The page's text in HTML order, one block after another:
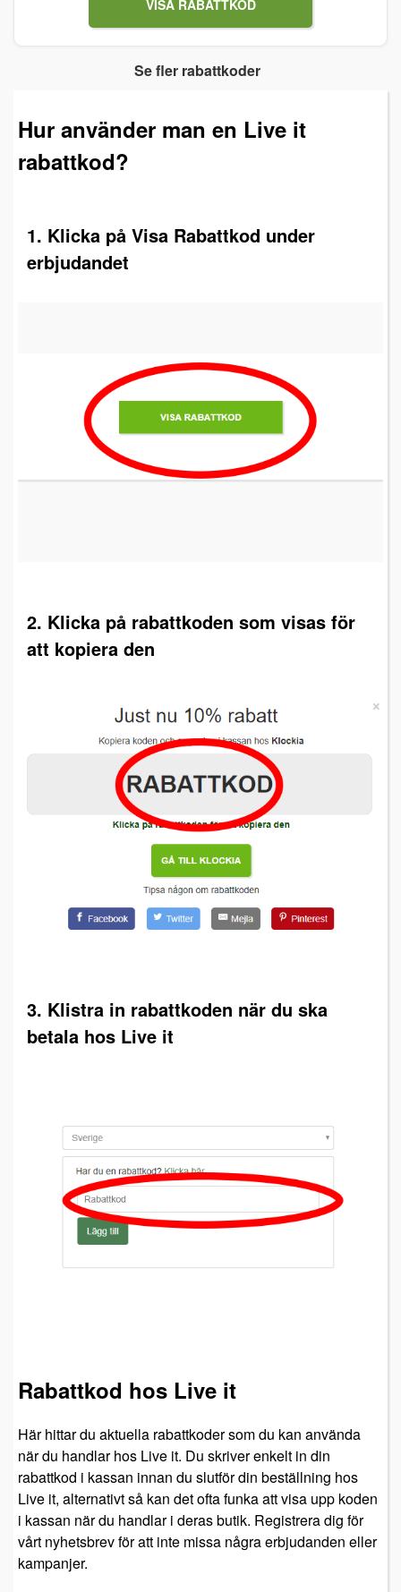
VISA RABATTKOD
Se fler rabattkoder
Hur använder man en Live it
rabattkod?
1. Klicka på Visa Rabattkod under
erbjudandet
2. Klicka på rabattkoden som visas för
att kopiera den
3. Klistra in rabattkoden när du ska
betala hos Live it
Rabattkod hos Live it
Här hittar du aktuella rabattkoder som du kan använda
när du handlar hos Live it. Du skriver enkelt in din
rabattkod i kassan innan du slutför din beställning hos
Live it, alternativt så kan det ofta funka att visa upp koden
i kassan när du handlar i deras butik. Registrera dig för
vårt nyhetsbrev för att inte missa några erbjudanden eller
kampanjer.